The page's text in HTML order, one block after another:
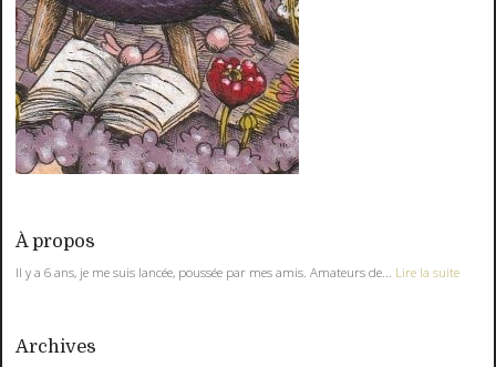
À propos
Il y a 6 ans, je me suis lancée, poussée par mes amis. Amateurs de... Lire la suite
Archives